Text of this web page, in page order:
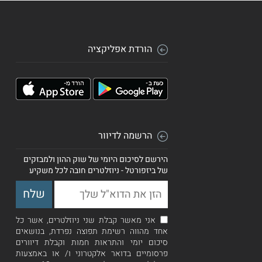
הורדת אפליקציה
הרשמה לדיוור
הירשם לסיכום היומי של שוק ההון ולמבזקים
של ביזפורטל - ניוזלטרים חובה לכל משקיע
אני מאשר קבלת שני ניוזלטרים, אשר כל
אחד מהווה רשימת תפוצה נפרדת, בנושאים
סיכום יומי והתראות חמות וקבלת דיוורים
פרסומיים בדואר אלקטרוני ו/ או באמצעות